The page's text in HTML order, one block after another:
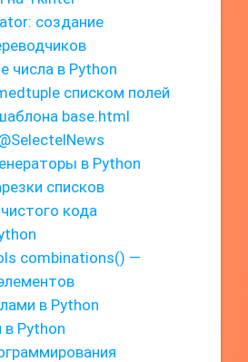
создание
числа в Python
списком полей
base.html
в Python
списков
кода
combinations() —
в Python
в Python